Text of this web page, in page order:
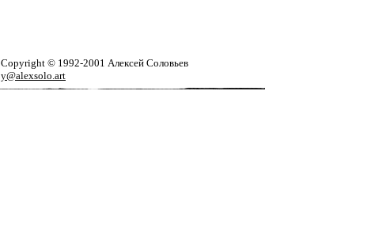
Copyright © 1992-2001 Алексей Соловьев
y@alexsolo.art